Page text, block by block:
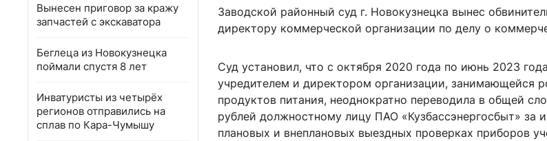
Вынесен приговор за кражу
запчастей с экскаватора
Беглеца из Новокузнецка
поймали спустя 8 лет
Инватуристы из четырёх
регионов отправились на
сплав по Кара-Чумышу
Заводской районный суд г. Новокузнецка вынес
директору коммерческой организации по делу о
Суд установил, что с октября 2020 года по июнь 2023
учредителем и директором организации, занимающейся
продуктов питания, неоднократно переводила в общей
рублей должностному лицу ПАО «Кузбассэнергосбыт» за
плановых и внеплановых выездных проверках приборов